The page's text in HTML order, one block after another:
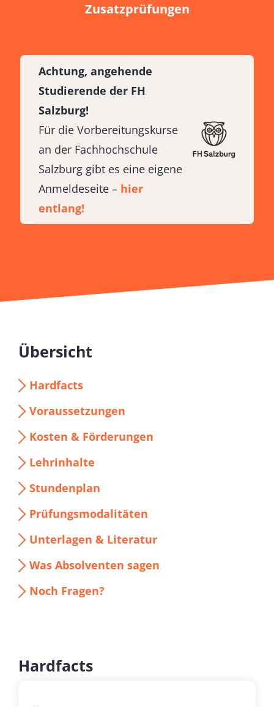
Zusatzprüfungen
Achtung, angehende
Studierende der FH
Salzburg!
Für die Vorbereitungskurse
an der Fachhochschule
Salzburg gibt es eine eigene
Anmeldeseite – hier
entlang!
Übersicht
Hardfacts
Voraussetzungen
Kosten & Förderungen
Lehrinhalte
Stundenplan
Prüfungsmodalitäten
Unterlagen & Literatur
Was Absolventen sagen
Noch Fragen?
Hardfacts